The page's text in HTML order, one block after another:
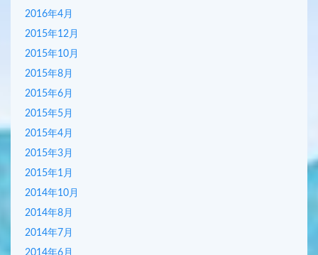
2016年4月
2015年12月
2015年10月
2015年8月
2015年6月
2015年5月
2015年4月
2015年3月
2015年1月
2014年10月
2014年8月
2014年7月
2014年6月